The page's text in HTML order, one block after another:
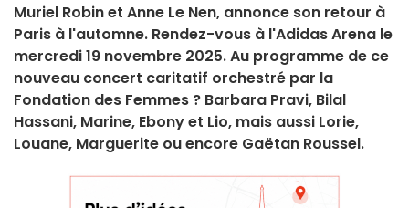
Muriel Robin et Anne Le Nen, annonce son retour à
Paris à l'automne. Rendez-vous à l'Adidas Arena le
mercredi 19 novembre 2025. Au programme de ce
nouveau concert caritatif orchestré par la
Fondation des Femmes ? Barbara Pravi, Bilal
Hassani, Marine, Ebony et Lio, mais aussi Lorie,
Louane, Marguerite ou encore Gaëtan Roussel.